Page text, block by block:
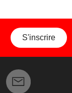
S'inscrire